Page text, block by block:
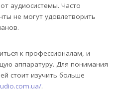
аудиосистемы. Часто
не могут удовлетворить
к профессионалам, и
аппаратуру. Для понимания
стоит изучить больше
.